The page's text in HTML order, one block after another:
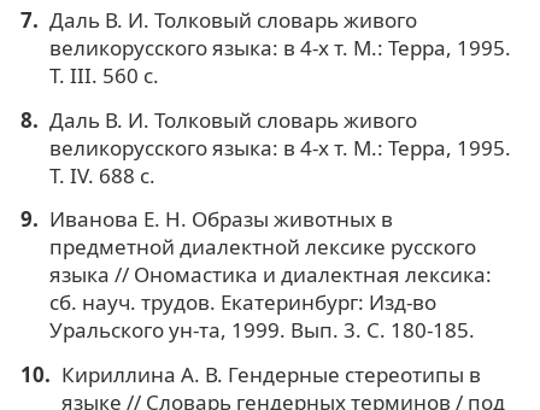
Даль В. И. Толковый словарь живого
великорусского языка: в 4-х т. М.: Терра, 1995.
Т. III. 560 с.
Даль В. И. Толковый словарь живого
великорусского языка: в 4-х т. М.: Терра, 1995.
Т. IV. 688 с.
Иванова Е. Н. Образы животных в
предметной диалектной лексике русского
языка // Ономастика и диалектная лексика:
сб. науч. трудов. Екатеринбург: Изд-во
Уральского ун-та, 1999. Вып. 3. С. 180-185.
Кириллина А. В. Гендерные стереотипы в
языке // Словарь гендерных терминов / под